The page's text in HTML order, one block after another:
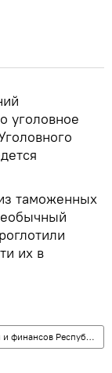
уголовное
таможенных
их в
Таможенный комитет при Министерстве экономики и финансов Республики Узбекистан